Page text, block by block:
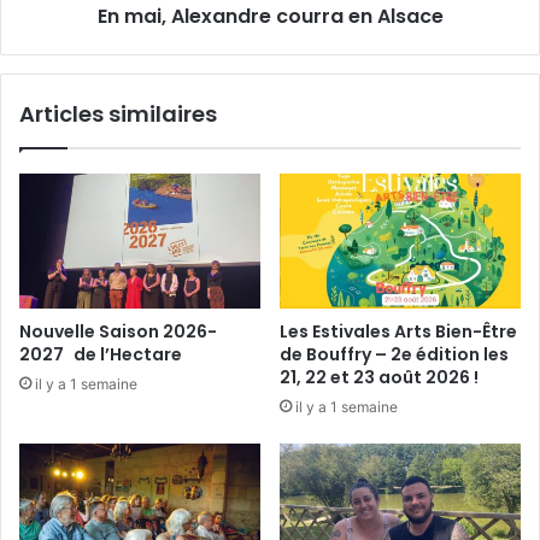
r
a
n
l
a
e
En mai, Alexandre courra en Alsace
Articles similaires
Nouvelle Saison 2026-
2027 de l’Hectare
il y a 1 semaine
Les Estivales Arts Bien-Être
de Bouffry – 2e édition les
21, 22 et 23 août 2026 !
il y a 1 semaine